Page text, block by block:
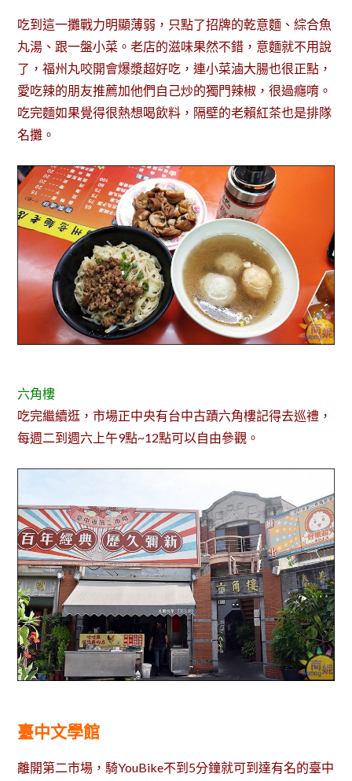
吃到這一攤戰力明顯薄弱，只點了招牌的乾意麵、綜合魚
丸湯、跟一盤小菜。老店的滋味果然不錯，意麵就不用說
了，福州丸咬開會爆漿超好吃，連小菜滷大腸也很正點，
愛吃辣的朋友推薦加他們自己炒的獨門辣椒，很過癮唷。
吃完麵如果覺得很熱想喝飲料，隔壁的老賴紅茶也是排隊
名攤。
六角樓
吃完繼續逛，市場正中央有台中古蹟六角樓記得去巡禮，
每週二到週六上午9點~12點可以自由參觀。
臺中文學館
離開第二市場，騎YouBike不到5分鐘就可到達有名的臺中